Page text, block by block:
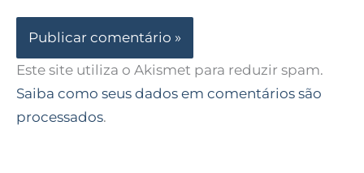
Este site utiliza o Akismet para reduzir spam.
Saiba como seus dados em comentários são
processados.